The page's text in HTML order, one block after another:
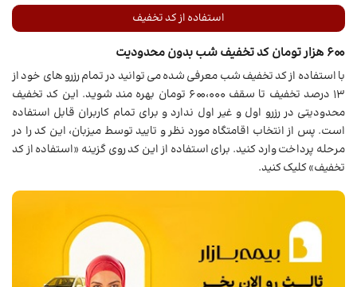
استفاده از کد تخفیف
600 هزار تومان کد تخفیف شب بدون محدودیت
با استفاده از کد تخفیف شب معرفی شده می توانید در تمام رزرو های خود از
13 درصد تخفیف تا سقف 600،000 تومان بهره مند شوید. این کد تخفیف
محدودیتی در رزرو اول و غیر اول ندارد و برای تمام کاربران قابل استفاده
است. پس از انتخاب اقامتگاه مورد نظر و تایید توسط میزبان، این کد را در
مرحله پرداخت وارد کنید. برای استفاده از این کد روی گزینه «استفاده از کد
تخفیف» کلیک کنید.